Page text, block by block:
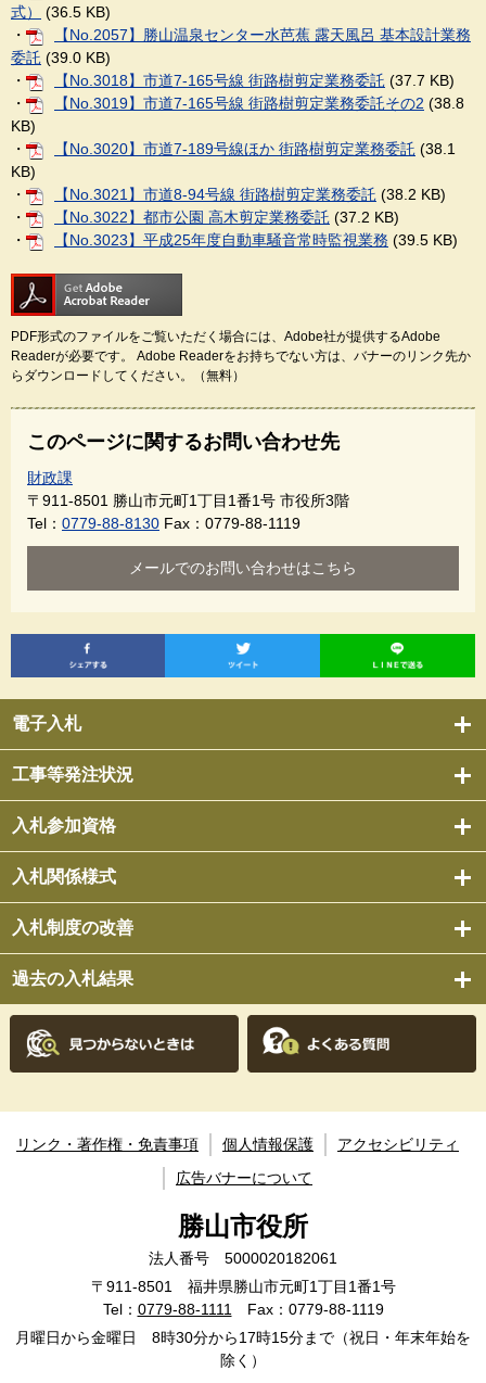
電子入札
工事等発注状況
入札参加資格
入札関係様式
入札制度の改善
過去の入札結果
式）
(36.5 KB)
・
【No.2057】勝山温泉センター水芭蕉 露天風呂 基本設計業務
委託 (39.0 KB)
・
【No.3018】市道7-165号線 街路樹剪定業務委託 (37.7 KB)
・
【No.3019】市道7-165号線 街路樹剪定業務委託その2 (38.8
KB)
・
【No.3020】市道7-189号線ほか 街路樹剪定業務委託 (38.1
KB)
・
【No.3021】市道8-94号線 街路樹剪定業務委託 (38.2 KB)
・
【No.3022】都市公園 高木剪定業務委託 (37.2 KB)
・
【No.3023】平成25年度自動車騒音常時監視業務 (39.5 KB)
PDF形式のファイルをご覧いただく場合には、Adobe社が提供するAdobe
Readerが必要です。
Adobe Readerをお持ちでない方は、バナーのリンク先か
らダウンロードしてください。（無料）
このページに関するお問い合わせ先
財政課
〒911-8501 勝山市元町1丁目1番1号 市役所3階
Tel： 0779-88-8130 Fax：0779-88-1119
メールでのお問い合わせはこちら
リンク・著作権・免責事項 個人情報保護
アクセシビリティ
広告バナーについて
勝山市役所
法人番号 5000020182061
〒911-8501 福井県勝山市元町1丁目1番1号
Tel： 0779-88-1111
Fax：0779-88-1119
月曜日から金曜日 8時30分から17時15分まで（祝日・年末年始を
除く）